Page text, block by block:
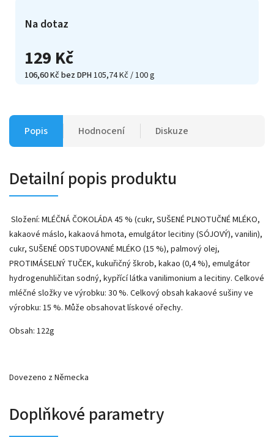
129 Kč
106,60 Kč bez DPH105,74 Kč / 100 g
Na dotaz
Popis Hodnocení Diskuze
Detailní popis produktu
Složení: MLÉČNÁ ČOKOLÁDA 45 % (cukr, SUŠENÉ PLNOTUČNÉ MLÉKO,
kakaové máslo, kakaová hmota, emulgátor lecitiny (SÓJOVÝ), vanilin),
cukr, SUŠENÉ ODSTUDOVANÉ MLÉKO (15 %), palmový olej,
PROTIMÁSELNÝ TUČEK, kukuřičný škrob, kakao (0,4 %), emulgátor
hydrogenuhličitan sodný, kypřící látka vanilimonium a lecitiny. Celkové
mléčné složky ve výrobku: 30 %. Celkový obsah kakaové sušiny ve
výrobku: 15 %. Může obsahovat lískové ořechy.
Obsah: 122g
Dovezeno z Německa
Doplňkové parametry